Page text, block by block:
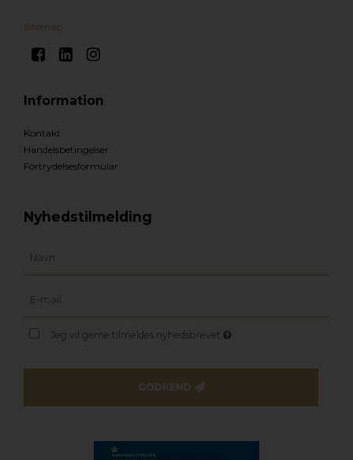
Sitemap
Information
Kontakt
Handelsbetingelser
Fortrydelsesformular
Nyhedstilmelding
Jeg vil gerne tilmeldes nyhedsbrevet
GODKEND